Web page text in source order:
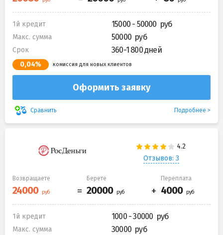
1й кредит 15000 - 50000
Макс. сумма 50000
Срок 360-1 800 дней
0,04% комиссия для новых клиентов
Оформить заявку
Сравнить Подробнее
Отзывов: 3
Возвращаете Берете Переплата
1й кредит 1000 - 30000
Макс. сумма 30000